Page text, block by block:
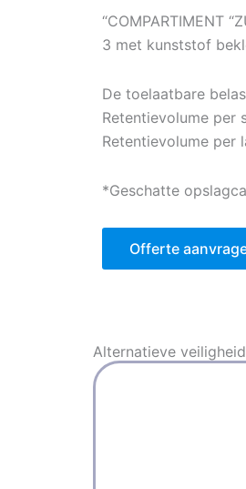
“COMPARTIMENT
3 met kunststof
De toelaatbare
Retentievolume per
Retentievolume per
*Geschatte
Offerte
Alternatieve